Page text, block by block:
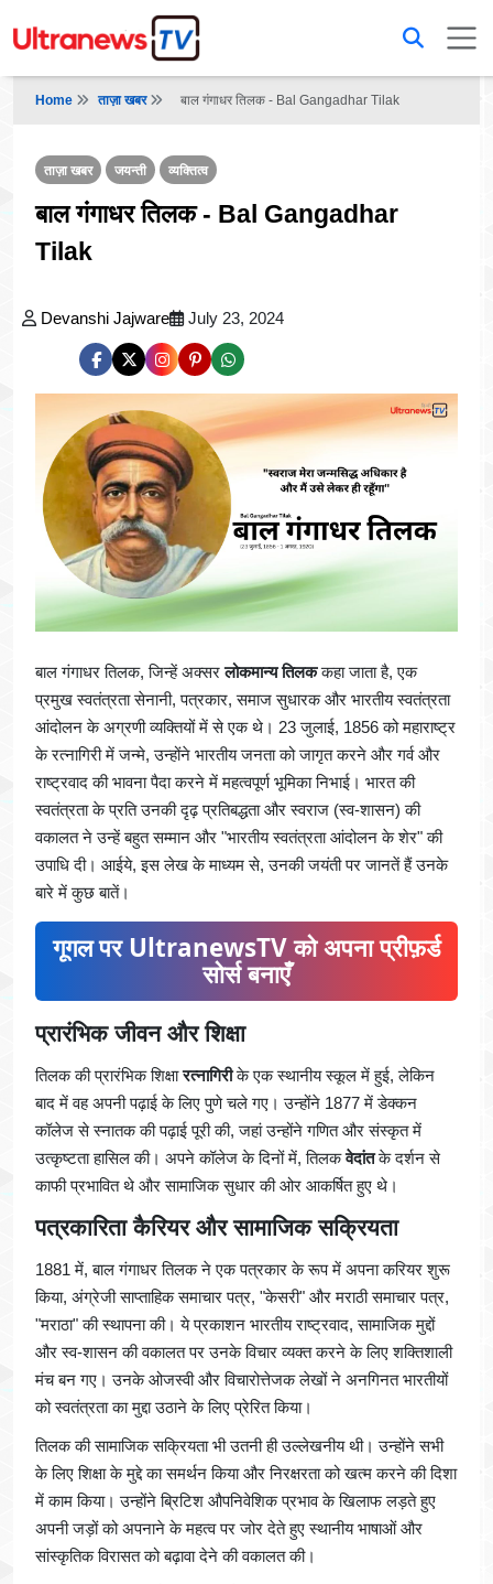
Home ताज़ा खबर बाल गंगाधर तिलक - Bal Gangadhar Tilak
ताज़ा खबर जयन्ती व्यक्तित्व
बाल गंगाधर तिलक - Bal Gangadhar
Tilak
Devanshi Jajware July 23, 2024
बाल गंगाधर तिलक, जिन्हें अक्सरलोकमान्य तिलककहा जाता है, एक
प्रमुख स्वतंत्रता सेनानी, पत्रकार, समाज सुधारक और भारतीय स्वतंत्रता
आंदोलन के अग्रणी व्यक्तियों में से एक थे। 23 जुलाई, 1856 को महाराष्ट्र
के रत्नागिरी में जन्मे, उन्होंने भारतीय जनता को जागृत करने और गर्व और
राष्ट्रवाद की भावना पैदा करने में महत्वपूर्ण भूमिका निभाई। भारत की
स्वतंत्रता के प्रति उनकी दृढ़ प्रतिबद्धता और स्वराज (स्व-शासन) की
वकालत ने उन्हें बहुत सम्मान और "भारतीय स्वतंत्रता आंदोलन के शेर" की
उपाधि दी। आईये, इस लेख के माध्यम से, उनकी जयंती पर जानतें हैं उनके
बारे में कुछ बातें।
गूगल पर UltranewsTV को अपना प्रीफ़र्ड
सोर्स बनाएँ
प्रारंभिक जीवन और शिक्षा
तिलक की प्रारंभिक शिक्षारत्नागिरीके एक स्थानीय स्कूल में हुई, लेकिन
बाद में वह अपनी पढ़ाई के लिए पुणे चले गए। उन्होंने 1877 में डेक्कन
कॉलेज से स्नातक की पढ़ाई पूरी की, जहां उन्होंने गणित और संस्कृत में
उत्कृष्टता हासिल की। अपने कॉलेज के दिनों में, तिलकवेदांतके दर्शन से
काफी प्रभावित थे और सामाजिक सुधार की ओर आकर्षित हुए थे।
पत्रकारिता कैरियर और सामाजिक सक्रियता
1881 में, बाल गंगाधर तिलक ने एक पत्रकार के रूप में अपना करियर शुरू
किया, अंग्रेजी साप्ताहिक समाचार पत्र, "केसरी" और मराठी समाचार पत्र,
"मराठा" की स्थापना की। ये प्रकाशन भारतीय राष्ट्रवाद, सामाजिक मुद्दों
और स्व-शासन की वकालत पर उनके विचार व्यक्त करने के लिए शक्तिशाली
मंच बन गए। उनके ओजस्वी और विचारोत्तेजक लेखों ने अनगिनत भारतीयों
को स्वतंत्रता का मुद्दा उठाने के लिए प्रेरित किया।
तिलक की सामाजिक सक्रियता भी उतनी ही उल्लेखनीय थी। उन्होंने सभी
के लिए शिक्षा के मुद्दे का समर्थन किया और निरक्षरता को खत्म करने की दिशा
में काम किया। उन्होंने ब्रिटिश औपनिवेशिक प्रभाव के खिलाफ लड़ते हुए
अपनी जड़ों को अपनाने के महत्व पर जोर देते हुए स्थानीय भाषाओं और
सांस्कृतिक विरासत को बढ़ावा देने की वकालत की।